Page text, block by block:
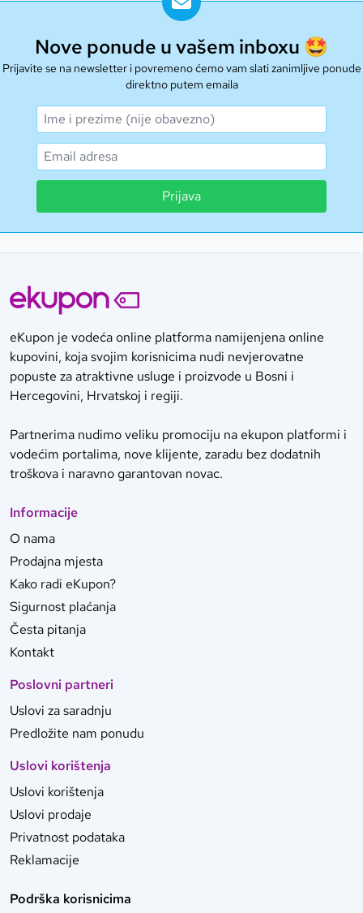
Nove ponude u vašem inboxu 🤩
Prijavite se na newsletter i povremeno ćemo vam slati zanimljive ponude
direktno putem emaila
Prijava
eKupon je vodeća online platforma namijenjena online
kupovini, koja svojim korisnicima nudi nevjerovatne
popuste za atraktivne usluge i proizvode u Bosni i
Hercegovini, Hrvatskoj i regiji.
Partnerima nudimo veliku promociju na ekupon platformi i
vodećim portalima, nove klijente, zaradu bez dodatnih
troškova i naravno garantovan novac.
Informacije
O nama
Prodajna mjesta
Kako radi eKupon?
Sigurnost plaćanja
Česta pitanja
Kontakt
Poslovni partneri
Uslovi za saradnju
Predložite nam ponudu
Uslovi korištenja
Uslovi korištenja
Uslovi prodaje
Privatnost podataka
Reklamacije
Podrška korisnicima